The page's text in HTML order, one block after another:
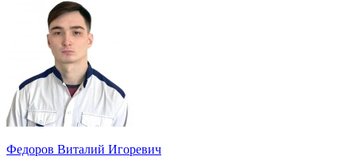
Федоров Виталий Игоревич